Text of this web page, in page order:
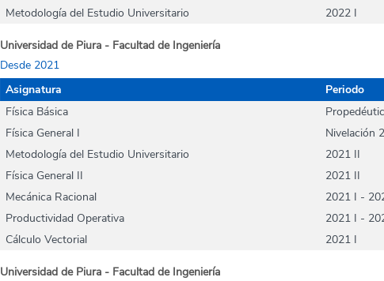
Metodología del Estudio Universitario
2022 I
Universidad de Piura - Facultad de Ingeniería
Desde 2021
Asignatura
Periodo
Física Básica
Física General I
Nivelación
Metodología del Estudio Universitario
2021 II
Física General II
2021 II
Mecánica Racional
2021 I -
Productividad Operativa
2021 I -
Cálculo Vectorial
2021 I
Universidad de Piura - Facultad de Ingeniería